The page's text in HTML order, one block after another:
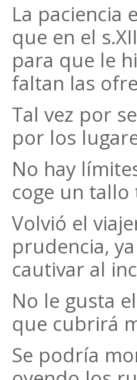
La paciencia
que en el
para que le
faltan las
Tal vez por
por los
No hay
coge un
Volvió el
prudencia,
cautivar al
No le gusta
que cubrirá
Se podría